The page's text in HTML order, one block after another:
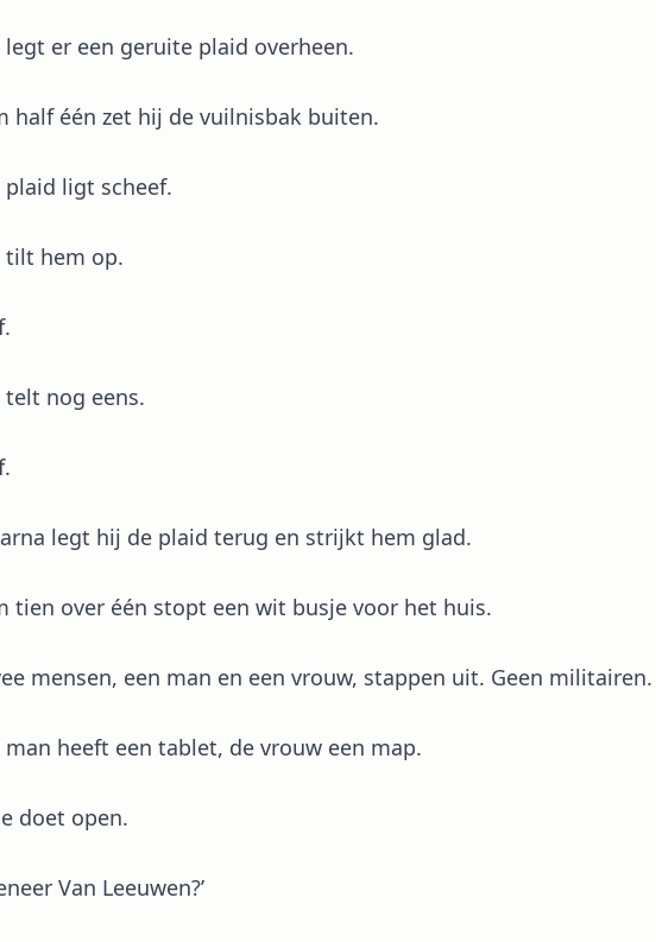
legt er een geruite plaid overheen.
half één zet hij de vuilnisbak buiten.
plaid ligt scheef.
tilt hem op.
telt nog eens.
legt hij de plaid terug en strijkt hem glad.
tien over één stopt een wit busje voor het huis.
mensen, een man en een vrouw, stappen uit. Geen militairen.
man heeft een tablet, de vrouw een map.
doet open.
Van Leeuwen?’